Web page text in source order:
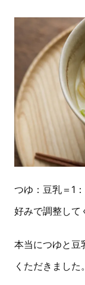
つゆ：豆乳＝1
好みで調整して
本当につゆと豆
くただきました。